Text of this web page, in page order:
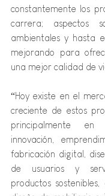
constantemente los
carrera; aspectos
ambientales y hasta
mejorando para
una mejor calidad de
“Hoy existe en el
creciente de estos
principalmente
innovación,
fabricación digital,
de usuarios y
productos sostenibles,